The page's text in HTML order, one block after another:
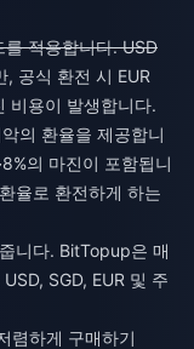
를 적용합니다. USD
, 공식 환전 시 EUR
비용이 발생합니다.
의 환율을 제공합니
의 마진이 포함됩니
율로 환전하게 하는
니다. BitTopup은 매
SGD, EUR 및 주
렴하게 구매하기